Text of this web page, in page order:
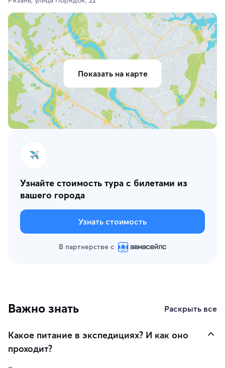
Показать на карте
Узнайте стоимость тура с билетами из
вашего города
Узнать стоимость
В партнерстве с
Важно знать Раскрыть все
Какое питание в экспедициях? И как оно
проходит?